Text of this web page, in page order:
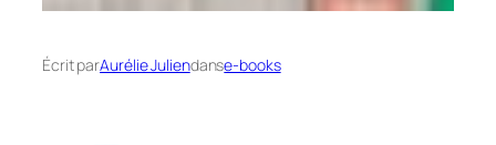
Écrit parAurélie Juliendanse-books